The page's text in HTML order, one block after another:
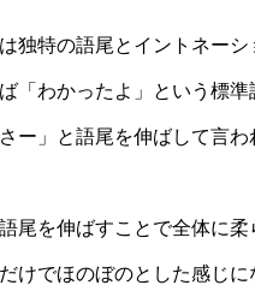
独特の語尾とイントネーシ
「わかったよ」という標準
さー」と語尾を伸ばして言わ
尾を伸ばすことで全体に
けでほのぼのとした感じに